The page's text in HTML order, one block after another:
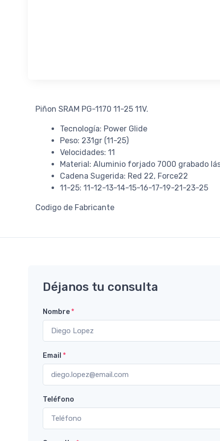
Piñon SRAM PG-1170 11-25 11V.
Tecnología: Power Glide
Peso: 231gr (11-25)
Velocidades: 11
Material: Aluminio forjado 7000 grabado
Cadena Sugerida: Red 22, Force22
11-25: 11-12-13-14-15-16-17-19-21-23-25
Codigo de Fabricante
Déjanos tu consulta
Nombre*
Email *
Teléfono